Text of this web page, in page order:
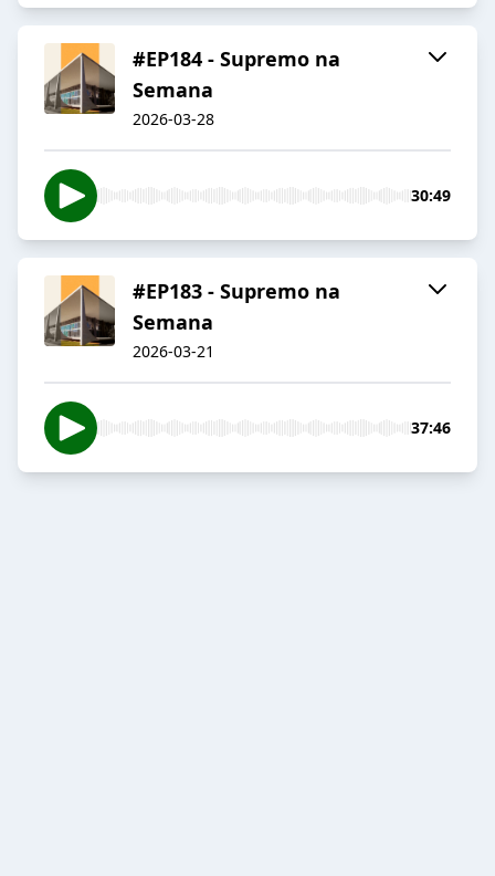
#EP184 - Supremo na
Semana
2026-03-28
30:49
#EP183 - Supremo na
Semana
2026-03-21
37:46